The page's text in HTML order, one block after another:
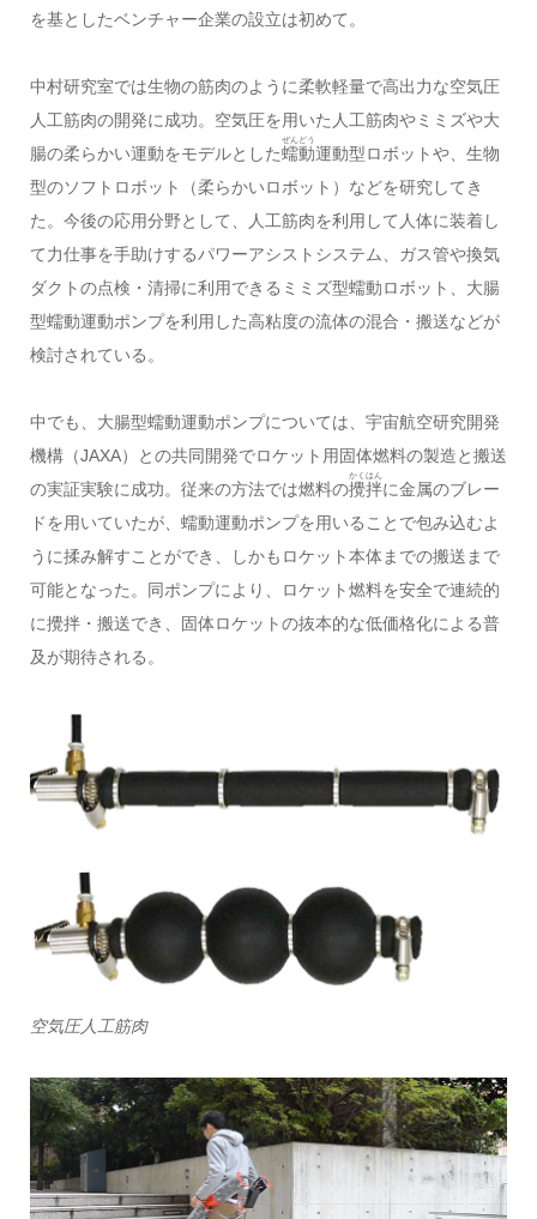
を基としたベンチャー企業の設立は初めて。
中村研究室では生物の筋肉のように柔軟軽量で高出力な空気圧
人工筋肉の開発に成功。空気圧を用いた人工筋肉やミミズや大
腸の柔らかい運動をモデルとした蠕動
ぜんどう
運動型ロボットや、生物
型のソフトロボット（柔らかいロボット）などを研究してき
た。今後の応用分野として、人工筋肉を利用して人体に装着し
て力仕事を手助けするパワーアシストシステム、ガス管や換気
ダクトの点検・清掃に利用できるミミズ型蠕動ロボット、大腸
型蠕動運動ポンプを利用した高粘度の流体の混合・搬送などが
検討されている。
中でも、大腸型蠕動運動ポンプについては、宇宙航空研究開発
機構（JAXA）との共同開発でロケット用固体燃料の製造と搬送
の実証実験に成功。従来の方法では燃料の攪拌
かくはん
に金属のブレー
ドを用いていたが、蠕動運動ポンプを用いることで包み込むよ
うに揉み解すことができ、しかもロケット本体までの搬送まで
可能となった。同ポンプにより、ロケット燃料を安全で連続的
に攪拌・搬送でき、固体ロケットの抜本的な低価格化による普
及が期待される。
空気圧人工筋肉